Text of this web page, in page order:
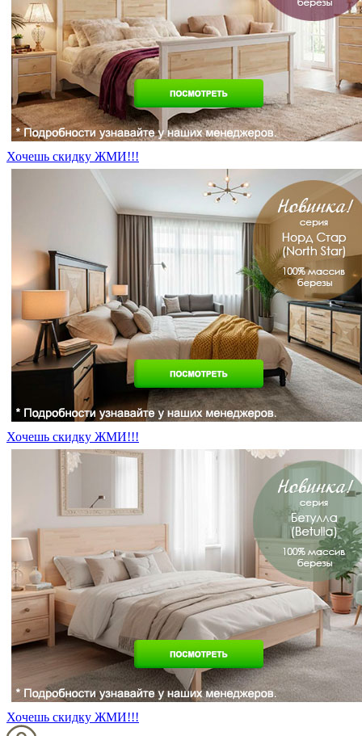
Хочешь скидку ЖМИ!!!
Хочешь скидку ЖМИ!!!
Хочешь скидку ЖМИ!!!